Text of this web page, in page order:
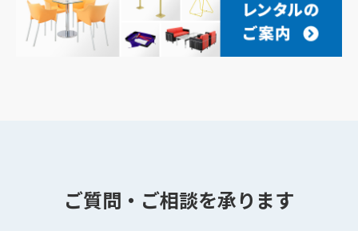
ご質問・ご相談を承ります